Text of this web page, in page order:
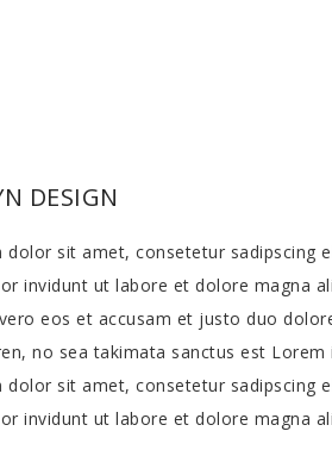
DESIGN
dolor sit amet, consetetur sadipscing
invidunt ut labore et dolore magna
eos et accusam et justo duo
no sea takimata sanctus est
dolor sit amet, consetetur sadipscing
invidunt ut labore et dolore magna